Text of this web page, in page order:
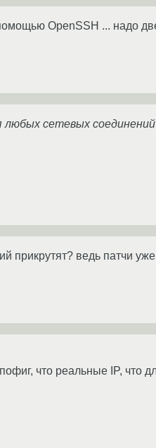
OpenSSH ... надо
любых сетевых
прикрутят? ведь патчи
что реальные IP, что